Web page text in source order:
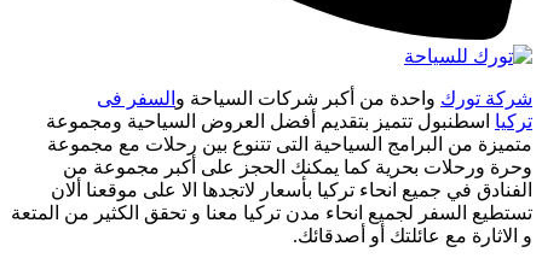
شركة تورك واحدة من أكبر شركات السياحة و السفر فى
تركيا اسطنبول تتميز بتقديم أفضل العروض السياحية ومجموعة
متميزة من البرامج السياحية التى تتنوع بين رحلات مع مجموعة
وحرة ورحلات بحرية كما يمكنك الحجز على أكبر مجموعة من
الفنادق في جميع انحاء تركيا بأسعار لاتجدها الا على موقعنا ألان
تستطيع السفر لجميع انحاء مدن تركيا معنا و تحقق الكثير من المتعة
و الاثارة مع عائلتك أو أصدقائك.